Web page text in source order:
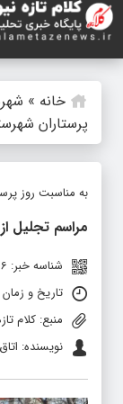
خانه »
پرستاران
به مناسبت روز
مراسم تجلیل
شناسه خبر: 31696
تاریخ و زمان ارسال: 13 آذر
منبع: کلام
نویسنده: